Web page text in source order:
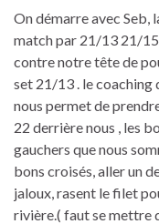
On démarre avec Seb,
match par 21/13 21/15
contre notre tête de
set 21/13 . le coaching
nous permet de
22 derrière nous , les
gauchers que nous
bons croisés, aller un
jaloux, rasent le filet
rivière.( faut se mettre